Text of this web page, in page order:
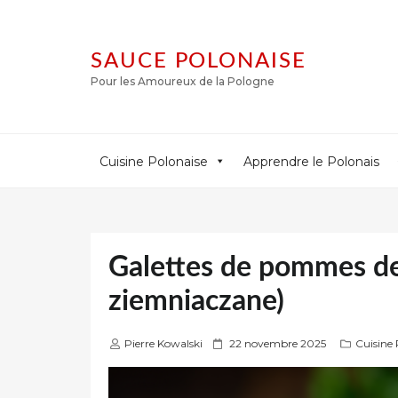
SAUCE POLONAISE
Pour les Amoureux de la Pologne
Cuisine Polonaise Apprendre le Polonais
Galettes de pommes
ziemniaczane)
Pierre Kowalski
P 22 novembre 2025 Cuisine